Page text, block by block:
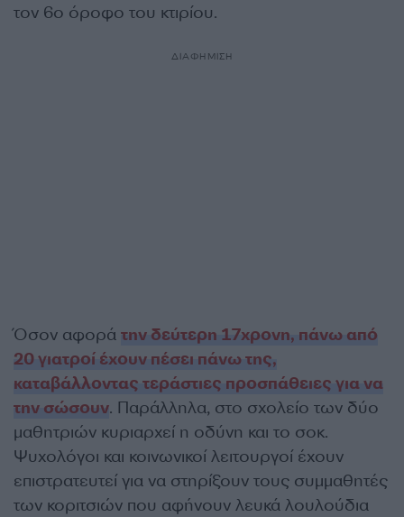
τον 6ο όροφο του κτιρίου.
ΔΙΑΦΗΜΙΣΗ
Όσον αφορά την δεύτερη 17χρονη, πάνω από
20 γιατροί έχουν πέσει πάνω της,
καταβάλλοντας τεράστιες προσπάθειες για να
την σώσουν. Παράλληλα, στο σχολείο των δύο
μαθητριών κυριαρχεί η οδύνη και το σοκ.
Ψυχολόγοι και κοινωνικοί λειτουργοί έχουν
επιστρατευτεί για να στηρίξουν τους συμμαθητές
των κοριτσιών που αφήνουν λευκά λουλούδια